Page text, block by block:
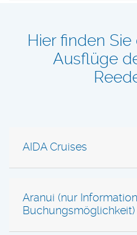
Hier finden
Ausflüge
AIDA Cruises
Aranui (nur
Buchungsmöglichkeit)